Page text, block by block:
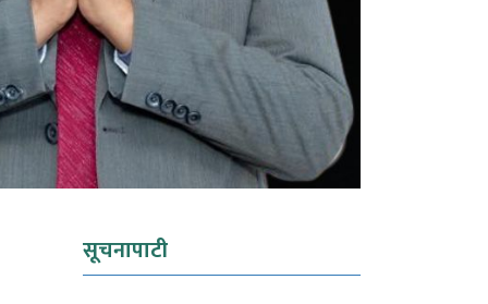
सूचनापाटी